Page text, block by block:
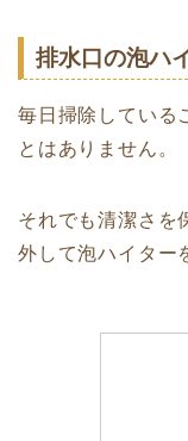
排水口の泡ハ
毎日掃除している
とはありません。
それでも清潔さを
外して泡ハイター